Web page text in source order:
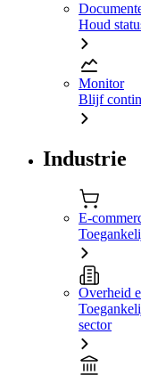
Houd
Monitor
Blijf
Industrie
E-
Overheid
sector